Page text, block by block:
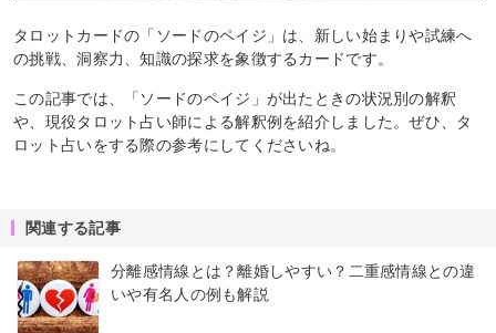
タロットカードの「ソードのペイジ」は、新しい始まりや試練へ
の挑戦、洞察力、知識の探求を象徴するカードです。
この記事では、「ソードのペイジ」が出たときの状況別の解釈
や、現役タロット占い師による解釈例を紹介しました。ぜひ、タ
ロット占いをする際の参考にしてくださいね。
関連する記事
分離感情線とは？離婚しやすい？二重感情線との違
いや有名人の例も解説